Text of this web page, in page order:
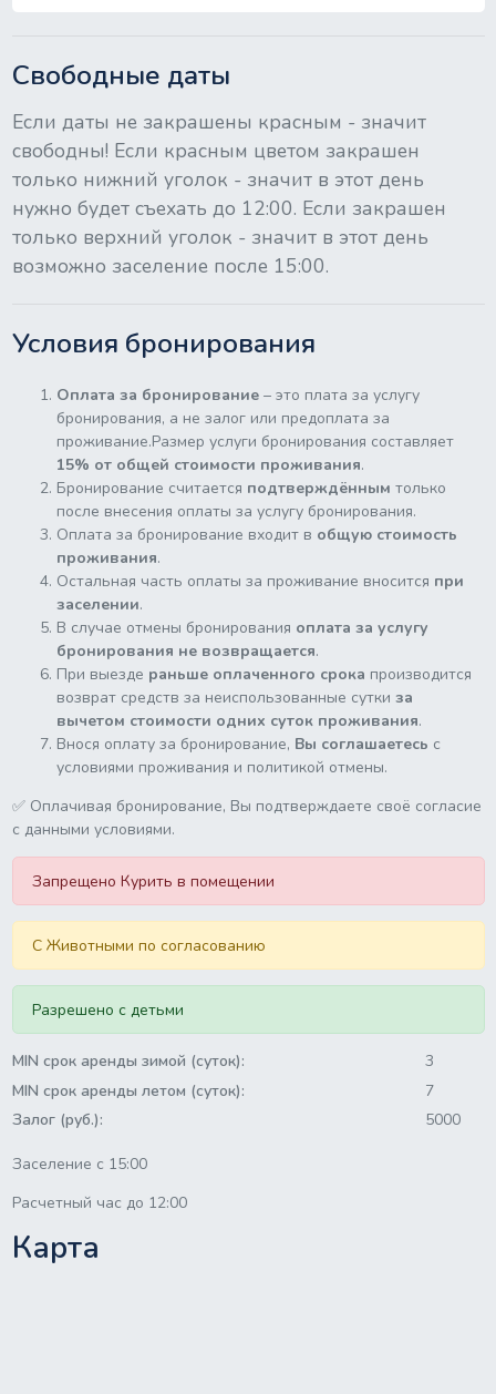
Свободные даты
Если даты не закрашены красным - значит
свободны! Если красным цветом закрашен
только нижний уголок - значит в этот день
нужно будет съехать до 12:00. Если закрашен
только верхний уголок - значит в этот день
возможно заселение после 15:00.
Условия бронирования
Оплата за бронирование– это плата за услугу
бронирования, а не залог или предоплата за
проживание.Размер услуги бронирования составляет
15% от общей стоимости проживания.
Бронирование считается подтверждённым только
после внесения оплаты за услугу бронирования.
Оплата за бронирование входит в общую стоимость
проживания.
Остальная часть оплаты за проживание вносится при
заселении.
В случае отмены бронирования оплата за услугу
бронирования не возвращается.
При выезде раньше оплаченного срока производится
возврат средств за неиспользованные сутки за
вычетом стоимости одних суток проживания.
Внося оплату за бронирование, Вы соглашаетесь с
условиями проживания и политикой отмены.
✅ Оплачивая бронирование, Вы подтверждаете своё согласие
с данными условиями.
Запрещено Курить в помещении
C Животными по согласованию
Разрешено с детьми
MIN срок аренды зимой (суток):
3
MIN срок аренды летом (суток):
7
Залог (руб.):
5000
Заселение с 15:00
Расчетный час до 12:00
Карта